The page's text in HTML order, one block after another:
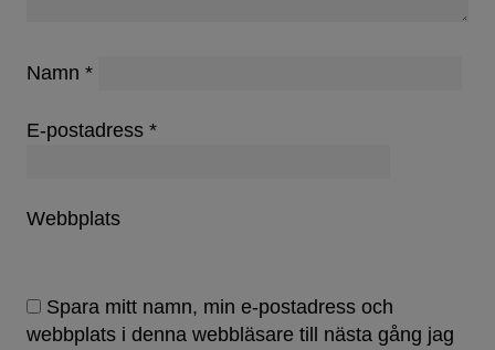
Namn *
E-postadress *
Webbplats
Spara mitt namn, min e-postadress och
webbplats i denna webbläsare till nästa gång jag